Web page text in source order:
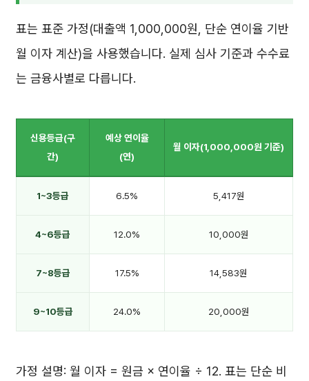
표는 표준 가정(대출액 1,000,000원, 단순 연이율 기반
월 이자 계산)을 사용했습니다. 실제 심사 기준과 수수료
는 금융사별로 다릅니다.
신용등급(구
간)
예상 연이율
(연)
월 이자(1,000,000원 기준)
1~3등급 6.5% 5,417원
4~6등급 12.0% 10,000원
7~8등급 17.5% 14,583원
9~10등급 24.0% 20,000원
가정 설명: 월 이자 = 원금 × 연이율 ÷ 12. 표는 단순 비